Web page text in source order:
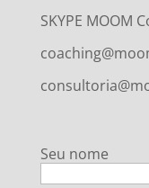
SKYPE MOOM
Seu nome